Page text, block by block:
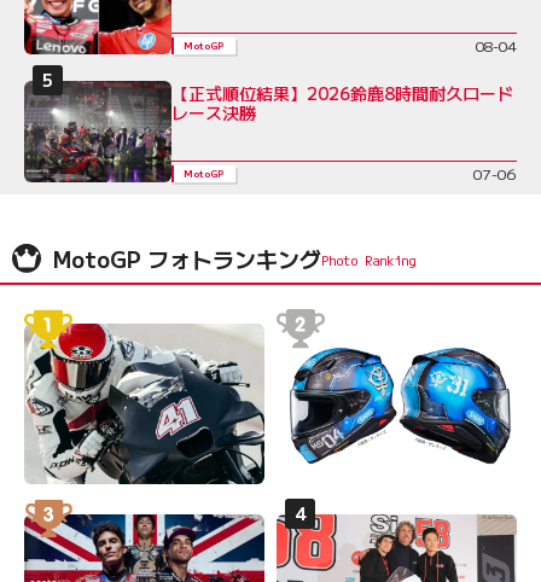
MotoGP 08-04
【正式順位結果】2026鈴鹿8時間耐久ロード
レース決勝
MotoGP 07-06
MotoGP フォトランキング